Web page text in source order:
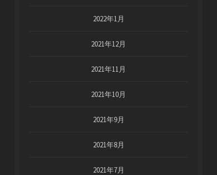
2022年1月
2021年12月
2021年11月
2021年10月
2021年9月
2021年8月
2021年7月